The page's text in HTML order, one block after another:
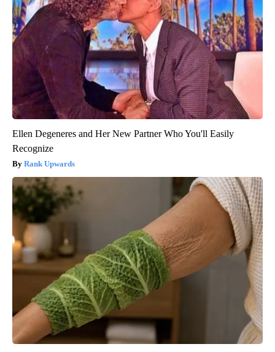
Ellen Degeneres and Her New Partner Who You'll Easily
Recognize
Rank Upwards